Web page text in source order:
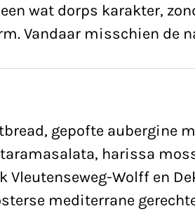
wat dorps karakter,
Vandaar misschien de
gepofte aubergine
harissa
Vleutenseweg-Wolff en
mediterrane